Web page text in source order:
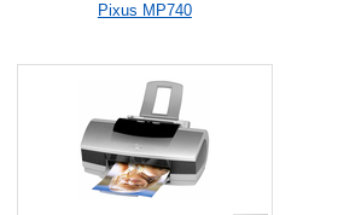
Pixus MP740